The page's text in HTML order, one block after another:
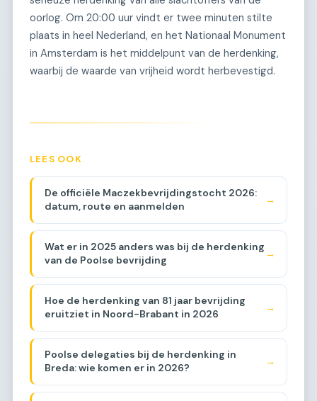
oorlog. Om 20:00 uur vindt er twee minuten stilte
plaats in heel Nederland, en het Nationaal Monument
in Amsterdam is het middelpunt van de herdenking,
waarbij de waarde van vrijheid wordt herbevestigd.
LEES OOK
De officiële Maczekbevrijdingstocht 2026:
datum, route en aanmelden
→
Wat er in 2025 anders was bij de herdenking
van de Poolse bevrijding
→
Hoe de herdenking van 81 jaar bevrijding
eruitziet in Noord-Brabant in 2026
→
Poolse delegaties bij de herdenking in
Breda: wie komen er in 2026?
→